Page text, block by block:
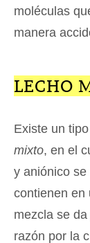
moléculas
manera
LECHO
Existe un
mixto, en el
y aniónico
contienen en
mezcla se
razón por la